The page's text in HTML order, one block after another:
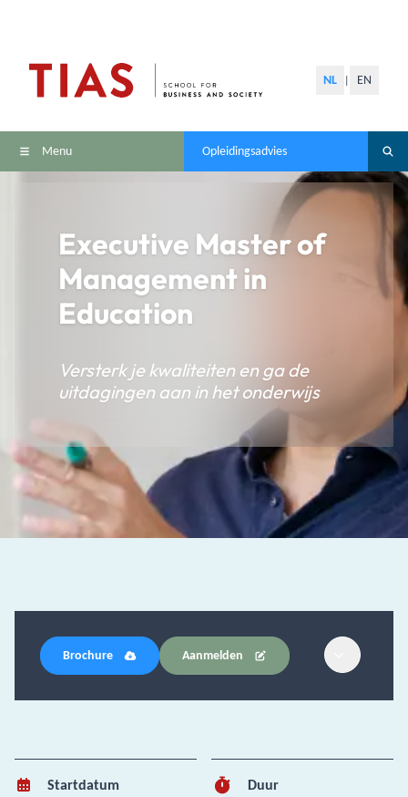
NL EN
Menu Opleidingsadvies
Executive Master of
Management in
Education
Versterk je kwaliteiten en ga de
uitdagingen aan in het onderwijs
Brochure Aanmelden
Startdatum
Duur